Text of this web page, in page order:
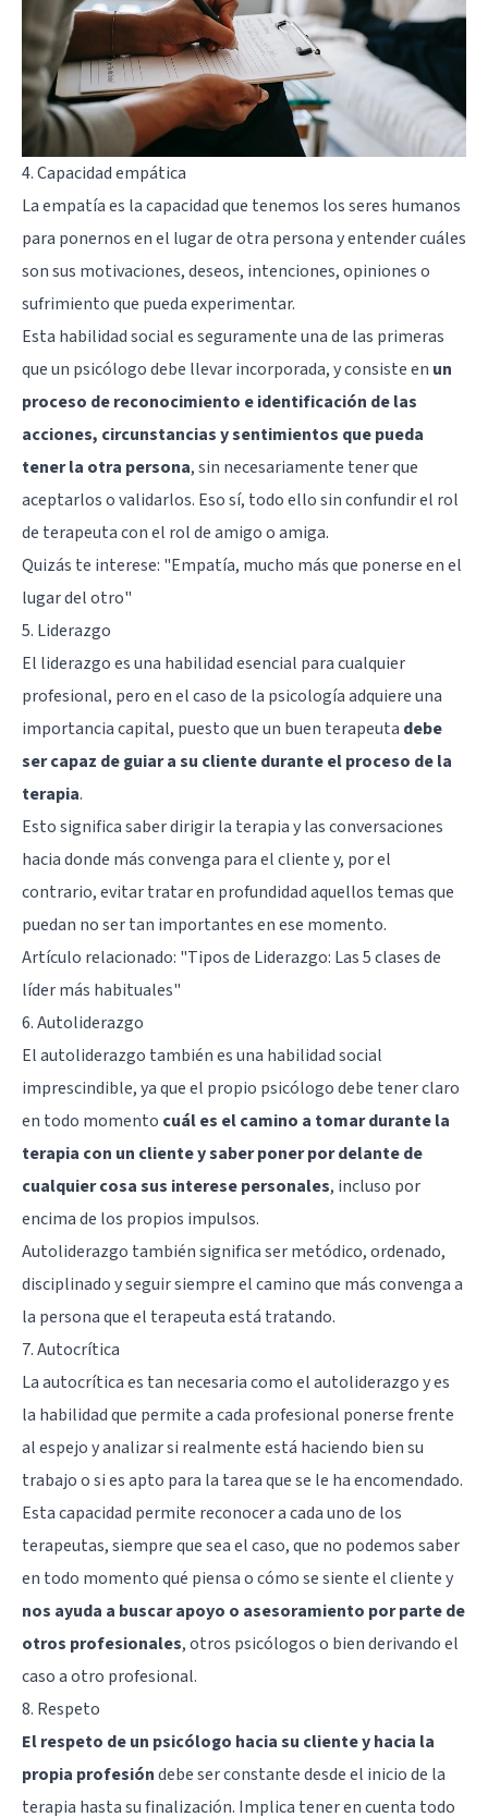
4. Capacidad empática
La empatía es la capacidad que tenemos los seres humanos
para ponernos en el lugar de otra persona y entender cuáles
son sus motivaciones, deseos, intenciones, opiniones o
sufrimiento que pueda experimentar.
Esta habilidad social es seguramente una de las primeras
que un psicólogo debe llevar incorporada, y consiste en un
proceso de reconocimiento e identificación de las
acciones, circunstancias y sentimientos que pueda
tener la otra persona, sin necesariamente tener que
aceptarlos o validarlos. Eso sí, todo ello sin confundir el rol
de terapeuta con el rol de amigo o amiga.
Quizás te interese: "Empatía, mucho más que ponerse en el
lugar del otro"
5. Liderazgo
El liderazgo es una habilidad esencial para cualquier
profesional, pero en el caso de la psicología adquiere una
importancia capital, puesto que un buen terapeuta debe
ser capaz de guiar a su cliente durante el proceso de la
terapia.
Esto significa saber dirigir la terapia y las conversaciones
hacia donde más convenga para el cliente y, por el
contrario, evitar tratar en profundidad aquellos temas que
puedan no ser tan importantes en ese momento.
Artículo relacionado: "Tipos de Liderazgo: Las 5 clases de
líder más habituales"
6. Autoliderazgo
El autoliderazgo también es una habilidad social
imprescindible, ya que el propio psicólogo debe tener claro
en todo momento cuál es el camino a tomar durante la
terapia con un cliente y saber poner por delante de
cualquier cosa sus interese personales, incluso por
encima de los propios impulsos.
Autoliderazgo también significa ser metódico, ordenado,
disciplinado y seguir siempre el camino que más convenga a
la persona que el terapeuta está tratando.
7. Autocrítica
La autocrítica es tan necesaria como el autoliderazgo y es
la habilidad que permite a cada profesional ponerse frente
al espejo y analizar si realmente está haciendo bien su
trabajo o si es apto para la tarea que se le ha encomendado.
Esta capacidad permite reconocer a cada uno de los
terapeutas, siempre que sea el caso, que no podemos saber
en todo momento qué piensa o cómo se siente el cliente y
nos ayuda a buscar apoyo o asesoramiento por parte de
otros profesionales, otros psicólogos o bien derivando el
caso a otro profesional.
8. Respeto
El respeto de un psicólogo hacia su cliente y hacia la
propia profesióndebe ser constante desde el inicio de la
terapia hasta su finalización. Implica tener en cuenta todo